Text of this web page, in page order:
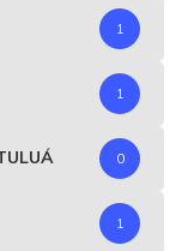
1
1
0
1